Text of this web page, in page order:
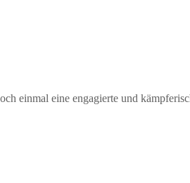
einmal eine engagierte und